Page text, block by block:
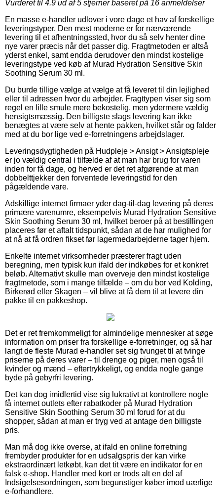
Vurderet til 4.9 ud af 5 stjerner baseret på 16 anmeldelser
En masse e-handler udlover i vore dage et hav af forskellige
leveringstyper. Den mest moderne er for nærværende
levering til et afhentningssted, hvor du så selv henter dine
nye varer præcis når det passer dig. Fragtmetoden er altså
yderst enkel, samt endda derudover den mindst kostelige
leveringstype ved køb af Murad Hydration Sensitive Skin
Soothing Serum 30 ml.
Du burde tillige vælge at vælge at få leveret til din lejlighed
eller til adressen hvor du arbejder. Fragttypen viser sig som
regel en lille smule mere bekostelig, men ydermere vældig
hensigtsmæssig. Den billigste slags levering kan ikke
benægtes at være selv at hente pakken, hvilket står og falder
med at du bor lige ved e-forretningens arbejdslager.
Leveringsdygtigheden på Hudpleje > Ansigt > Ansigtspleje
er jo vældig central i tilfælde af at man har brug for varen
inden for få dage, og herved er det ret afgørende at man
dobbelttjekker den forventede leveringstid for den
pågældende vare.
Adskillige internet firmaer yder dag-til-dag levering på deres
primære varenumre, eksempelvis Murad Hydration Sensitive
Skin Soothing Serum 30 ml, hvilket beroer på at bestillingen
placeres før et aftalt tidspunkt, sådan at de har mulighed for
at nå at få ordren fikset før lagermedarbejderne tager hjem.
Enkelte internet virksomheder præsterer fragt uden
beregning, men typisk kun ifald der indkøbes for et konkret
beløb. Alternativt skulle man overveje den mindst kostelige
fragtmetode, som i mange tilfælde – om du bor ved Kolding,
Birkerød eller Skagen – vil blive at få dem til at levere din
pakke til en pakkeshop.
Det er ret fremkommeligt for almindelige mennesker at søge
information om priser fra forskellige e-forretninger, og så har
langt de fleste Murad e-handler set sig tvunget til at tvinge
priserne på deres varer – til drenge og piger, men også til
kvinder og mænd – eftertrykkeligt, og endda nogle gange
byde på gebyrfri levering.
Det kan dog imidlertid vise sig lukrativt at kontrollere nogle
få internet outlets efter rabatkoder på Murad Hydration
Sensitive Skin Soothing Serum 30 ml forud for at du
shopper, sådan at man er tryg ved at antage den billigste
pris.
Man må dog ikke overse, at ifald en online forretning
frembyder produkter for en udsalgspris der kan virke
ekstraordinært letkøbt, kan det tit være en indikator for en
falsk e-shop. Handler med kort er trods alt en del af
Indsigelsesordningen, som begunstiger køber imod uærlige
e-forhandlere.